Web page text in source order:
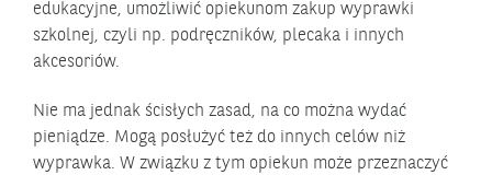
edukacyjne, umożliwić opiekunom zakup wyprawki
szkolnej, czyli np. podręczników, plecaka i innych
akcesoriów.
Nie ma jednak ścisłych zasad, na co można wydać
pieniądze. Mogą posłużyć też do innych celów niż
wyprawka. W związku z tym opiekun może przeznaczyć